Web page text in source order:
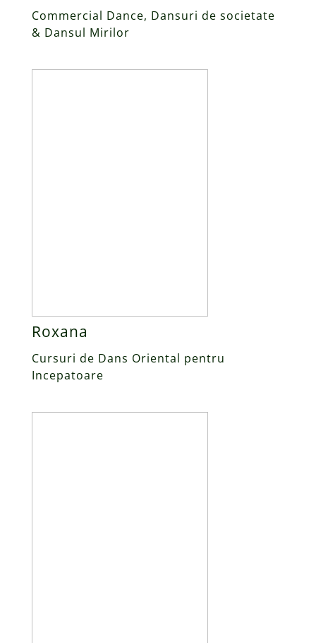
Commercial Dance, Dansuri de societate
& Dansul Mirilor
Roxana
Cursuri de Dans Oriental pentru
Incepatoare